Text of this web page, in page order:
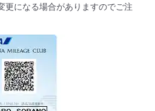
更になる場合がありますのでご注